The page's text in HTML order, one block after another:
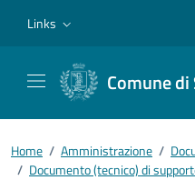
Links
Comune di
Home / Amministrazione /
/ Documento (tecnico) di